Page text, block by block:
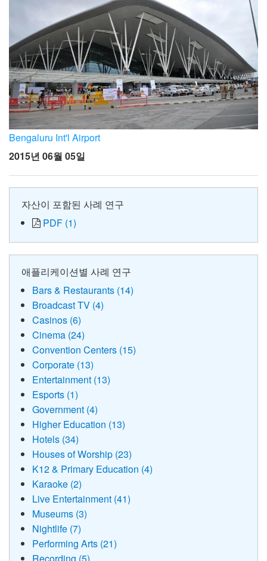
Bengaluru Int'l Airport
2015년 06월 05일
자산이 포함된 사례 연구
PDF (1)
애플리케이션별 사례 연구
Bars & Restaurants (14)
Broadcast TV (4)
Casinos (6)
Cinema (24)
Convention Centers (15)
Corporate (13)
Entertainment (13)
Esports (1)
Government (4)
Higher Education (13)
Hotels (34)
Houses of Worship (23)
K12 & Primary Education (4)
Karaoke (2)
Live Entertainment (41)
Museums (3)
Nightlife (7)
Performing Arts (21)